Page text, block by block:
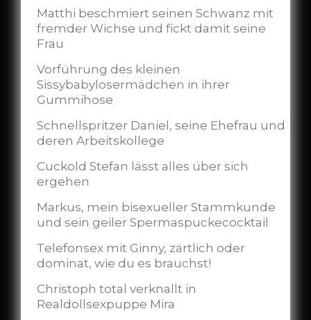
Matthi beschmiert seinen Schwanz mit
fremder Wichse und fickt damit seine
Frau
Vorführung des kleinen
Sissybabylosermädchen in ihrer
Gummihose
Schnellspritzer Daniel, seine Ehefrau und
deren Arbeitskollege
Cuckold Stefan lässt alles über sich
ergehen
Markus, mein bisexueller Stammkunde
und sein geiler Spermaspuckecocktail
Telefonsex mit Ginny, zärtlich oder
dominat, wie du es brauchst!
Christoph total verknallt in
Realdollsexpuppe Mira